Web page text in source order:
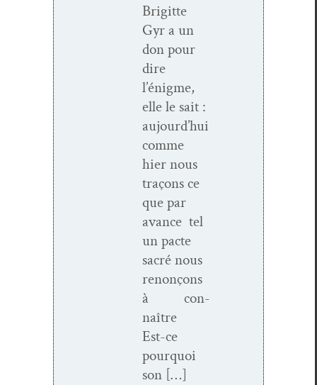
Brigitte
Gyr a un
don pour
dire
l’énigme,
elle le sait :
aujourd’hui
comme
hier nous
traçons ce
que par
avance tel
un pacte
sacré nous
renonçons
à con­
naître
Est-ce
pourquoi
son […]